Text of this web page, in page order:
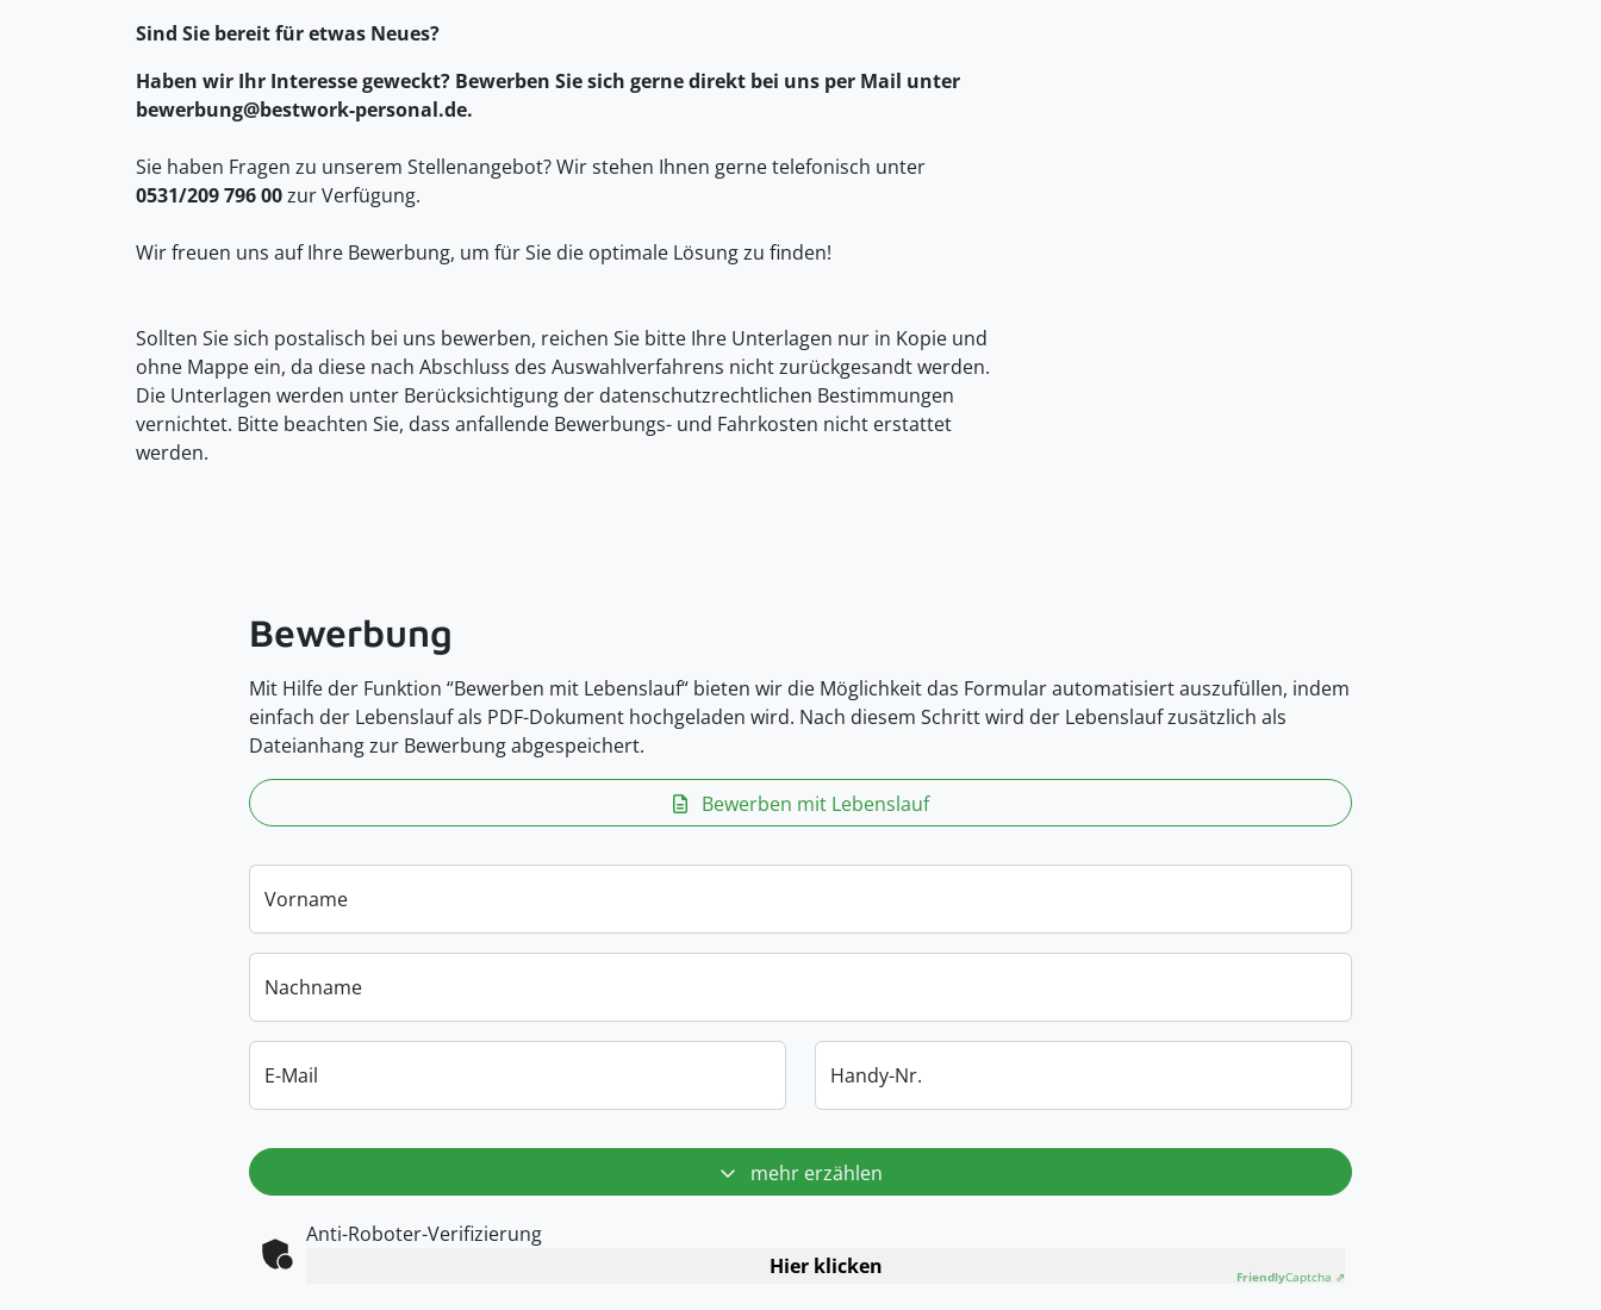
Sind Sie bereit für etwas Neues?
Haben wir Ihr Interesse geweckt? Bewerben Sie sich gerne direkt bei uns per Mail unter
bewerbung@bestwork-personal.de.
Sie haben Fragen zu unserem Stellenangebot? Wir stehen Ihnen gerne telefonisch unter
0531/209 796 00zur Verfügung.
Wir freuen uns auf Ihre Bewerbung, um für Sie die optimale Lösung zu finden!
Sollten Sie sich postalisch bei uns bewerben, reichen Sie bitte Ihre Unterlagen nur in Kopie und
ohne Mappe ein, da diese nach Abschluss des Auswahlverfahrens nicht zurückgesandt werden.
Die Unterlagen werden unter Berücksichtigung der datenschutzrechtlichen Bestimmungen
vernichtet. Bitte beachten Sie, dass anfallende Bewerbungs- und Fahrkosten nicht erstattet
werden.
Bewerbung
Mit Hilfe der Funktion “Bewerben mit Lebenslauf“ bieten wir die Möglichkeit das Formular automatisiert auszufüllen, indem
einfach der Lebenslauf als PDF-Dokument hochgeladen wird. Nach diesem Schritt wird der Lebenslauf zusätzlich als
Dateianhang zur Bewerbung abgespeichert.
Bewerben mit Lebenslauf
Vorname
Nachname
E-Mail Handy-Nr.
mehr erzählen
Anti-Roboter-Verifizierung
Hier klicken
FriendlyCaptcha ⇗